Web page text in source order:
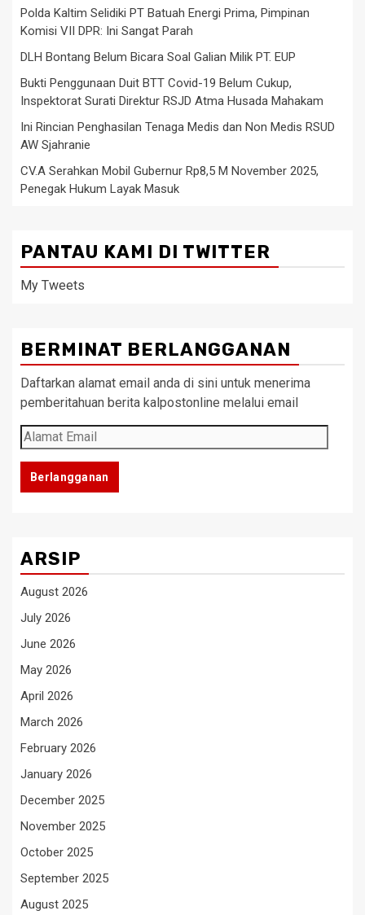
Polda Kaltim Selidiki PT Batuah Energi Prima, Pimpinan
Komisi VII DPR: Ini Sangat Parah
DLH Bontang Belum Bicara Soal Galian Milik PT. EUP
Bukti Penggunaan Duit BTT Covid-19 Belum Cukup,
Inspektorat Surati Direktur RSJD Atma Husada Mahakam
Ini Rincian Penghasilan Tenaga Medis dan Non Medis RSUD
AW Sjahranie
CV.A Serahkan Mobil Gubernur Rp8,5 M November 2025,
Penegak Hukum Layak Masuk
PANTAU KAMI DI TWITTER
My Tweets
BERMINAT BERLANGGANAN
Daftarkan alamat email anda di sini untuk menerima
pemberitahuan berita kalpostonline melalui email
Alamat
Email
Berlangganan
ARSIP
August 2026
July 2026
June 2026
May 2026
April 2026
March 2026
February 2026
January 2026
December 2025
November 2025
October 2025
September 2025
August 2025